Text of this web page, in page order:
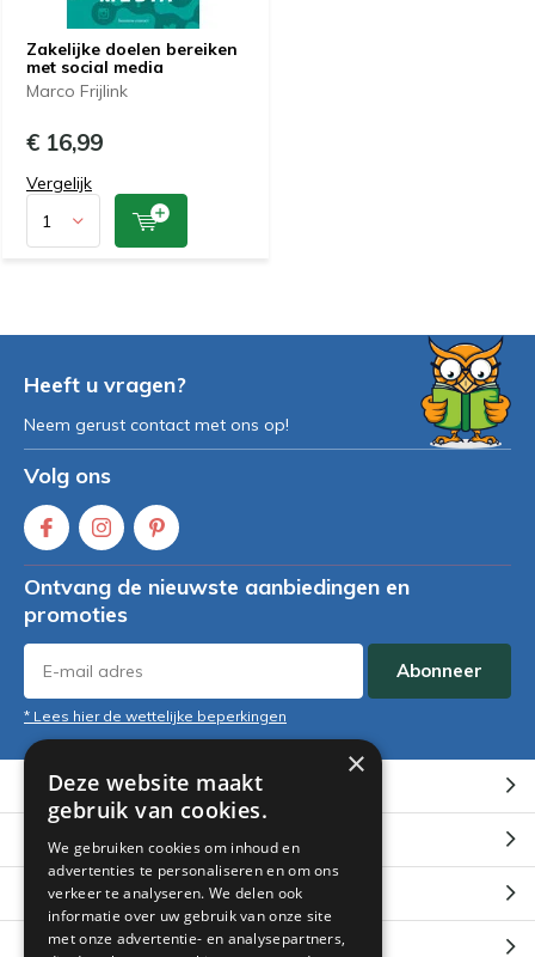
Zakelijke doelen bereiken
met social media
Marco Frijlink
€ 16,99
Vergelijk
Heeft u vragen?
Neem gerust contact met ons op!
Volg ons
Ontvang de nieuwste aanbiedingen en
promoties
Abonneer
* Lees hier de wettelijke beperkingen
Klantenservice
Mijn account
Categorieën
Contact
×
Deze website maakt
gebruik van cookies.
We gebruiken cookies om inhoud en
advertenties te personaliseren en om ons
verkeer te analyseren. We delen ook
informatie over uw gebruik van onze site
met onze advertentie- en analysepartners,